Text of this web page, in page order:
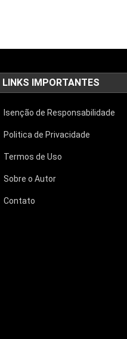
LINKS IMPORTANTES
Isenção de Responsabilidade
Politica de Privacidade
Termos de Uso
Sobre o Autor
Contato